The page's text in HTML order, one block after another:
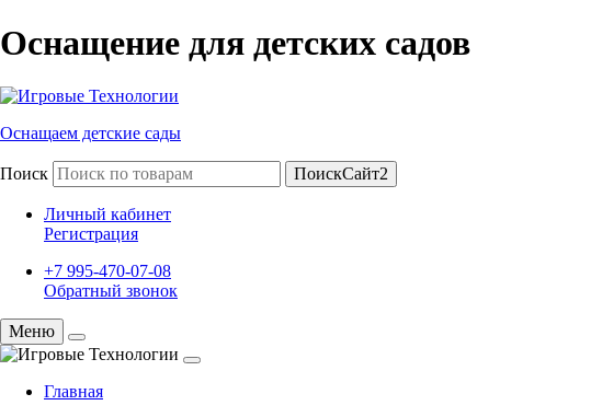
Оснащение для детских садов
Оснащаем детские сады
Поиск ПоискСайт2
Личный кабинет
Регистрация
+7 995-470-07-08
Обратный звонок
Меню
Главная